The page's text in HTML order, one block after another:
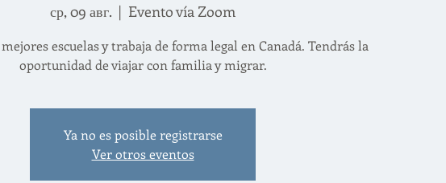
ср, 09 авг.
  |
Evento vía Zoom
escuelas y trabaja de forma legal en Canadá. Tendrás la
oportunidad de viajar con familia y migrar.
Ya no es posible registrarse
Ver otros eventos